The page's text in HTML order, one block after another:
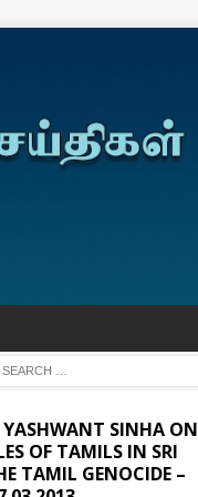
YASHWANT SINHA ON
OF TAMILS IN SRI
TAMIL GENOCIDE –